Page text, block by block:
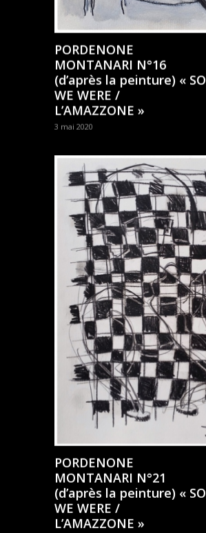
PORDENONE
MONTANARI N°16
(d’après la peinture) « SO
WE WERE /
L’AMAZZONE »
3 mai 2020
PORDENONE
MONTANARI N°21
(d’après la peinture) « SO
WE WERE /
L’AMAZZONE »